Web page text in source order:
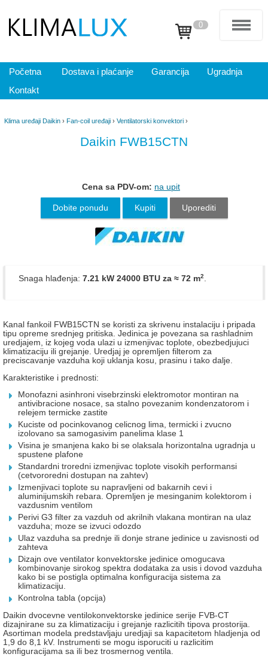
0
Početna Dostava i plaćanje Garancija
Ugradnja
Kontakt
Klima uređaji Daikin › Fan-coil uređaji › Ventilatorski konvektori ›
Daikin FWB15CTN
Cena sa PDV-om: na upit
Dobite ponudu Kupiti Uporediti
Snaga hlađenja: 7.21 kW 24000 BTU za ≈ 72 m2.
Kanal fankoil FWB15CTN se koristi za skrivenu instalaciju i pripada
tipu opreme srednjeg pritiska. Jedinica je povezana sa rashladnim
uredjajem, iz kojeg voda ulazi u izmenjivac toplote, obezbedjujuci
klimatizaciju ili grejanje. Uredjaj je opremljen filterom za
preciscavanje vazduha koji uklanja kosu, prasinu i tako dalje.
Karakteristike i prednosti:
Monofazni asinhroni visebrzinski elektromotor montiran na
antivibracione nosace, sa stalno povezanim kondenzatorom i
relejem termicke zastite
Kuciste od pocinkovanog celicnog lima, termicki i zvucno
izolovano sa samogasivim panelima klase 1
Visina je smanjena kako bi se olaksala horizontalna ugradnja u
spustene plafone
Standardni troredni izmenjivac toplote visokih performansi
(cetvororedni dostupan na zahtev)
Izmenjivaci toplote su napravljeni od bakarnih cevi i
aluminijumskih rebara. Opremljen je mesinganim kolektorom i
vazdusnim ventilom
Perivi G3 filter za vazduh od akrilnih vlakana montiran na ulaz
vazduha; moze se izvuci odozdo
Ulaz vazduha sa prednje ili donje strane jedinice u zavisnosti od
zahteva
Dizajn ove ventilator konvektorske jedinice omogucava
kombinovanje sirokog spektra dodataka za usis i dovod vazduha
kako bi se postigla optimalna konfiguracija sistema za
klimatizaciju.
Kontrolna tabla (opcija)
Daikin dvocevne ventilokonvektorske jedinice serije FVB-CT
dizajnirane su za klimatizaciju i grejanje razlicitih tipova prostorija.
Asortiman modela predstavljaju uredjaji sa kapacitetom hladjenja od
1,9 do 8,1 kV. Instrumenti se mogu isporuciti u razlicitim
konfiguracijama sa ili bez trosmernog ventila.